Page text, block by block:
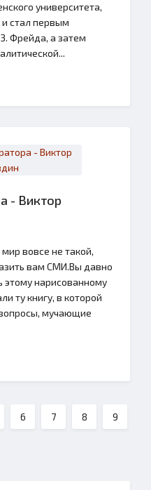
университета,
и стал первым
Фрейда, а затем
- Виктор
вовсе не такой,
вам СМИ.Вы давно
этому нарисованному
ту книгу, в которой
мучающие
6 7 8 9